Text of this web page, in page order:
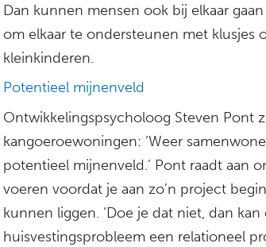
Dan kunnen mensen ook bij elkaar
om elkaar te ondersteunen met klusjes
kleinkinderen.
Potentieel mijnenveld
Ontwikkelingspsycholoog Steven Pont
kangoeroewoningen: ‘Weer
potentieel mijnenveld.’ Pont raadt aan
voeren voordat je aan zo’n project
kunnen liggen. ‘Doe je dat niet, dan
huisvestingsprobleem een relationeel